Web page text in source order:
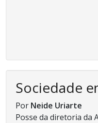
Sociedade
Por Neide Uriarte
Posse da diretoria da